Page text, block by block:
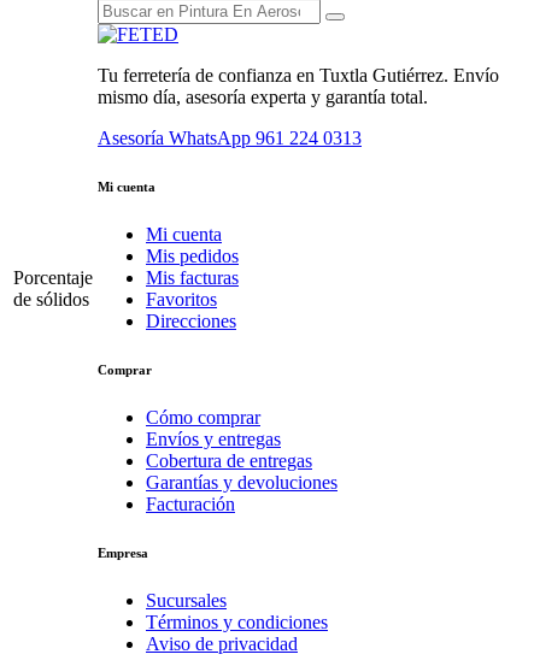
Porcentaje
de sólidos
Tu ferretería de confianza en Tuxtla Gutiérrez. Envío
mismo día, asesoría experta y garantía total.
Asesoría WhatsApp 961 224 0313
Mi cuenta
Mi cuenta
Mis pedidos
Mis facturas
Favoritos
Direcciones
Comprar
Cómo comprar
Envíos y entregas
Cobertura de entregas
Garantías y devoluciones
Facturación
Empresa
Sucursales
Términos y condiciones
Aviso de privacidad